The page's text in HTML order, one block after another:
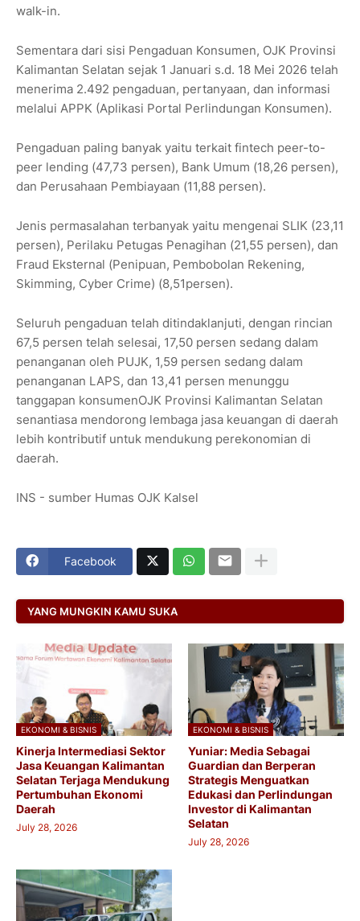
walk-in.
Sementara dari sisi Pengaduan Konsumen, OJK Provinsi
Kalimantan Selatan sejak 1 Januari s.d. 18 Mei 2026 telah
menerima 2.492 pengaduan, pertanyaan, dan informasi
melalui APPK (Aplikasi Portal Perlindungan Konsumen).
Pengaduan paling banyak yaitu terkait fintech peer-to-
peer lending (47,73 persen), Bank Umum (18,26 persen),
dan Perusahaan Pembiayaan (11,88 persen).
Jenis permasalahan terbanyak yaitu mengenai SLIK (23,11
persen), Perilaku Petugas Penagihan (21,55 persen), dan
Fraud Eksternal (Penipuan, Pembobolan Rekening,
Skimming, Cyber Crime) (8,51persen).
Seluruh pengaduan telah ditindaklanjuti, dengan rincian
67,5 persen telah selesai, 17,50 persen sedang dalam
penanganan oleh PUJK, 1,59 persen sedang dalam
penanganan LAPS, dan 13,41 persen menunggu
tanggapan konsumenOJK Provinsi Kalimantan Selatan
senantiasa mendorong lembaga jasa keuangan di daerah
lebih kontributif untuk mendukung perekonomian di
daerah.
INS - sumber Humas OJK Kalsel
Facebook
YANG MUNGKIN KAMU SUKA
EKONOMI & BISNIS
Kinerja Intermediasi Sektor
Jasa Keuangan Kalimantan
Selatan Terjaga Mendukung
Pertumbuhan Ekonomi
Daerah
July 28, 2026
EKONOMI & BISNIS
Yuniar: Media Sebagai
Guardian dan Berperan
Strategis Menguatkan
Edukasi dan Perlindungan
Investor di Kalimantan
Selatan
July 28, 2026